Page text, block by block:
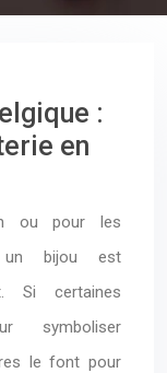
:
en
ou pour les
un bijou est
Si certaines
symboliser
le font pour